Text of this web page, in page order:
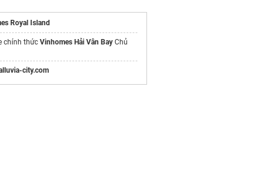
Royal Island
chính thức Vinhomes Hải Vân Bay Chủ
city.com